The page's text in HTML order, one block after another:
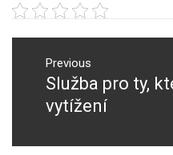
Navigace
příspěvek
Previous
Previous
post:
Služba pro ty,
vytížení